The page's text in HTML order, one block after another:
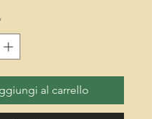
al carrello